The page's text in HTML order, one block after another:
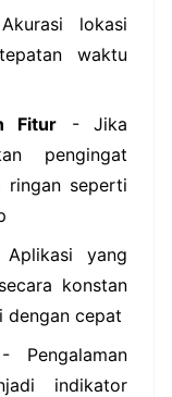
lokasi
waktu
Fitur - Jika
pengingat
ringan seperti
yang
konstan
dengan cepat
indikator